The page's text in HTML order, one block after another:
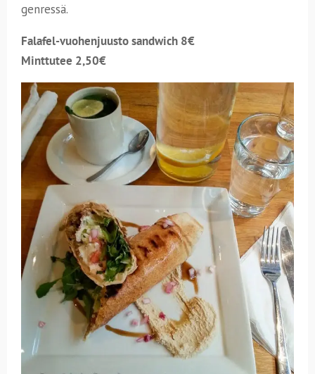
genressä.
Falafel-vuohenjuusto sandwich 8€
Minttutee 2,50€